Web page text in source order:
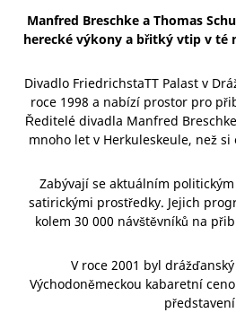
Manfred Breschke a Thomas
herecké výkony a břitký vtip v té
Divadlo FriedrichstaTT Palast v
roce 1998 a nabízí prostor pro
Ředitelé divadla Manfred
mnoho let v Herkuleskeule, než
Zabývají se aktuálním
satirickými prostředky. Jejich
kolem 30 000 návštěvníků na
V roce 2001 byl
Východoněmeckou kabaretní